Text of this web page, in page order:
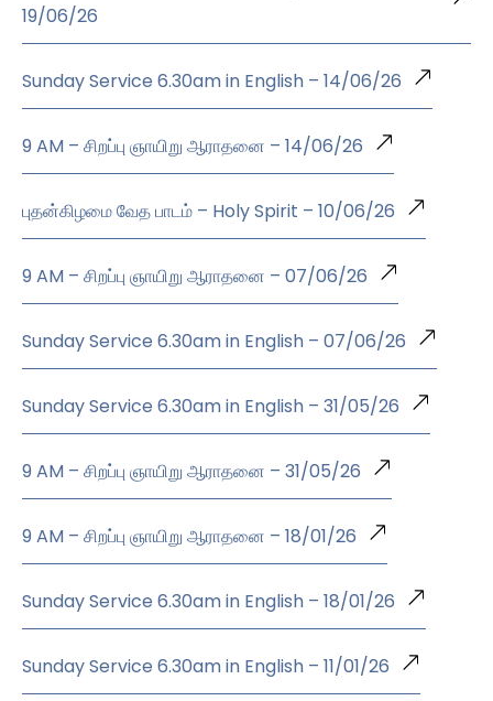
19/06/26
Sunday Service 6.30am in English – 14/06/26
9 AM – சிறப்பு ஞாயிறு ஆராதனை – 14/06/26
புதன்கிழமை வேத பாடம் – Holy Spirit – 10/06/26
9 AM – சிறப்பு ஞாயிறு ஆராதனை – 07/06/26
Sunday Service 6.30am in English – 07/06/26
Sunday Service 6.30am in English – 31/05/26
9 AM – சிறப்பு ஞாயிறு ஆராதனை – 31/05/26
9 AM – சிறப்பு ஞாயிறு ஆராதனை – 18/01/26
Sunday Service 6.30am in English – 18/01/26
Sunday Service 6.30am in English – 11/01/26